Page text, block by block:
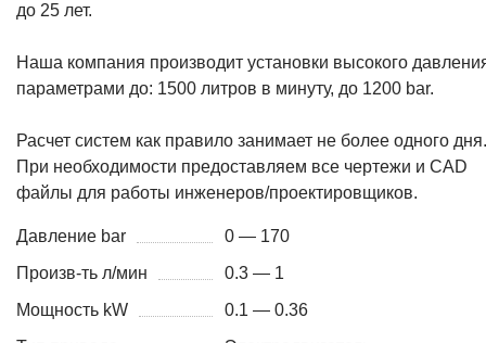
до 25 лет.
Наша компания производит установки высокого
параметрами до: 1500 литров в минуту, до 1200 bar.
Расчет систем как правило занимает не более одного дня.
При необходимости предоставляем все чертежи и CAD
файлы для работы инженеров/проектировщиков.
Давление bar
0 — 170
Произв-ть л/мин
0.3 — 1
Мощность kW
0.1 — 0.36